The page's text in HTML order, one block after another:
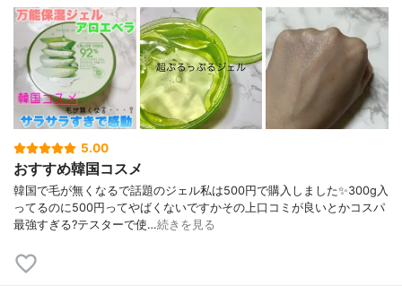
5.00
おすすめ韓国コスメ
韓国で毛が無くなるで話題のジェル私は500円で購入しました✨300g入
ってるのに500円ってやばくないですかその上口コミが良いとかコスパ
最強すぎる?テスターで使…続きを見る